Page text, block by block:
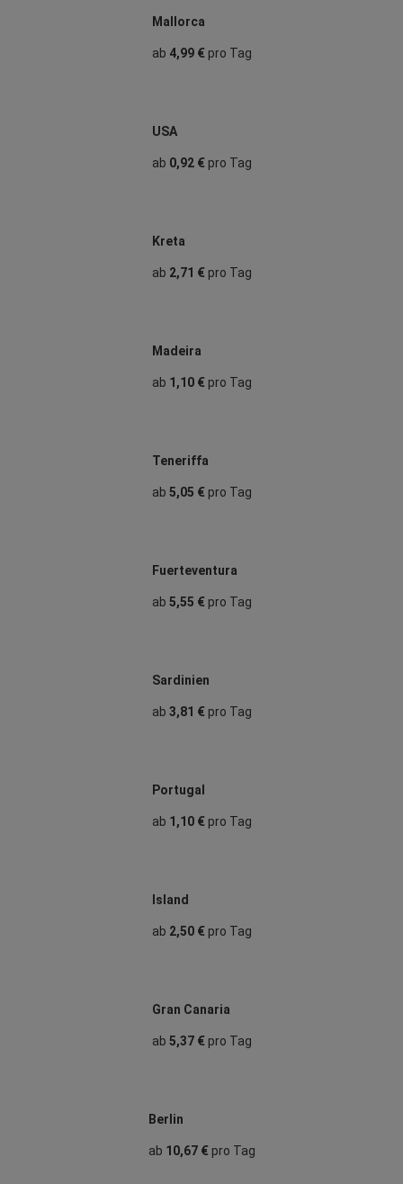
Mallorca
ab 4,99 €pro Tag
USA
ab 0,92 €pro Tag
Kreta
ab 2,71 €pro Tag
Madeira
ab 1,10 €pro Tag
Teneriffa
ab 5,05 €pro Tag
Fuerteventura
ab 5,55 €pro Tag
Sardinien
ab 3,81 €pro Tag
Portugal
ab 1,10 €pro Tag
Island
ab 2,50 €pro Tag
Gran Canaria
ab 5,37 €pro Tag
Berlin
ab 10,67 €pro Tag